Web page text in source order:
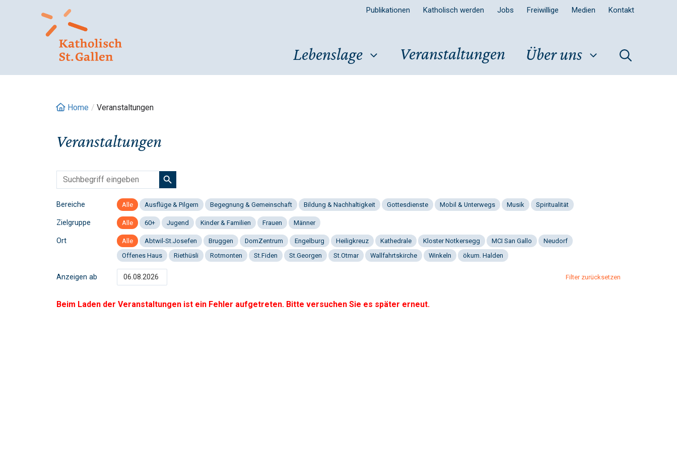
Publikationen Katholisch werden Jobs Freiwillige Medien Kontakt
Lebenslage Veranstaltungen Über uns
Home / Veranstaltungen
Veranstaltungen
Bereiche Alle Ausflüge & Pilgern Begegnung & Gemeinschaft Bildung & Nachhaltigkeit Gottesdienste Mobil & Unterwegs Musik Spiritualität
Zielgruppe Alle 60+ Jugend Kinder & Familien Frauen Männer
Ort Alle Abtwil-St.Josefen Bruggen DomZentrum Engelburg Heiligkreuz Kathedrale Kloster Notkersegg MCI San Gallo
Neudorf
Offenes Haus
Riethüsli Rotmonten St.Fiden St.Georgen St.Otmar Wallfahrtskirche Winkeln ökum. Halden
Anzeigen ab Filter zurücksetzen
Beim Laden der Veranstaltungen ist ein Fehler aufgetreten. Bitte versuchen Sie es später erneut.